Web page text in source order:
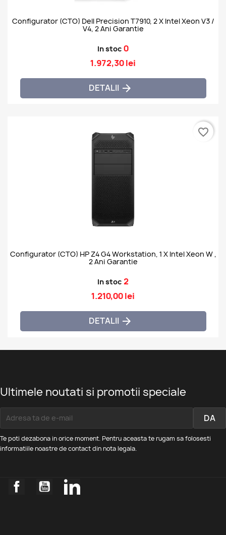
Configurator (CTO) Dell Precision T7910, 2 X Intel Xeon V3 /
V4, 2 Ani Garantie
In stoc 0
1.972,30 lei
DETALII 
Configurator (CTO) HP Z4 G4 Workstation, 1 X Intel Xeon W ,
2 Ani Garantie
In stoc 2
1.210,00 lei
DETALII 
favorite_border
Ultimele noutati si promotii speciale
Te poti dezabona in orice moment. Pentru aceasta te rugam sa folosesti
informatiile noastre de contact din nota legala.
FacebookYouTubeLinkedIn